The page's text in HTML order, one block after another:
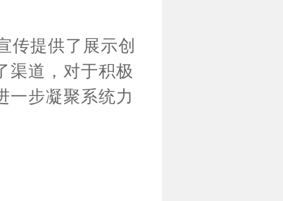
传提供了展示创
渠道，对于积极
一步凝聚系统力